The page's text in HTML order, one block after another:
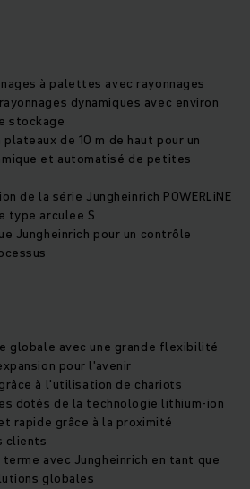
à palettes avec rayonnages
dynamiques avec environ
stockage
de 10 m de haut pour un
et automatisé de petites
de la série Jungheinrich POWERLiNE
type arculee S
Jungheinrich pour un contrôle
globale avec une grande flexibilité
pour l'avenir
à l'utilisation de chariots
dotés de la technologie lithium-ion
rapide grâce à la proximité
clients
avec Jungheinrich en tant que
globales